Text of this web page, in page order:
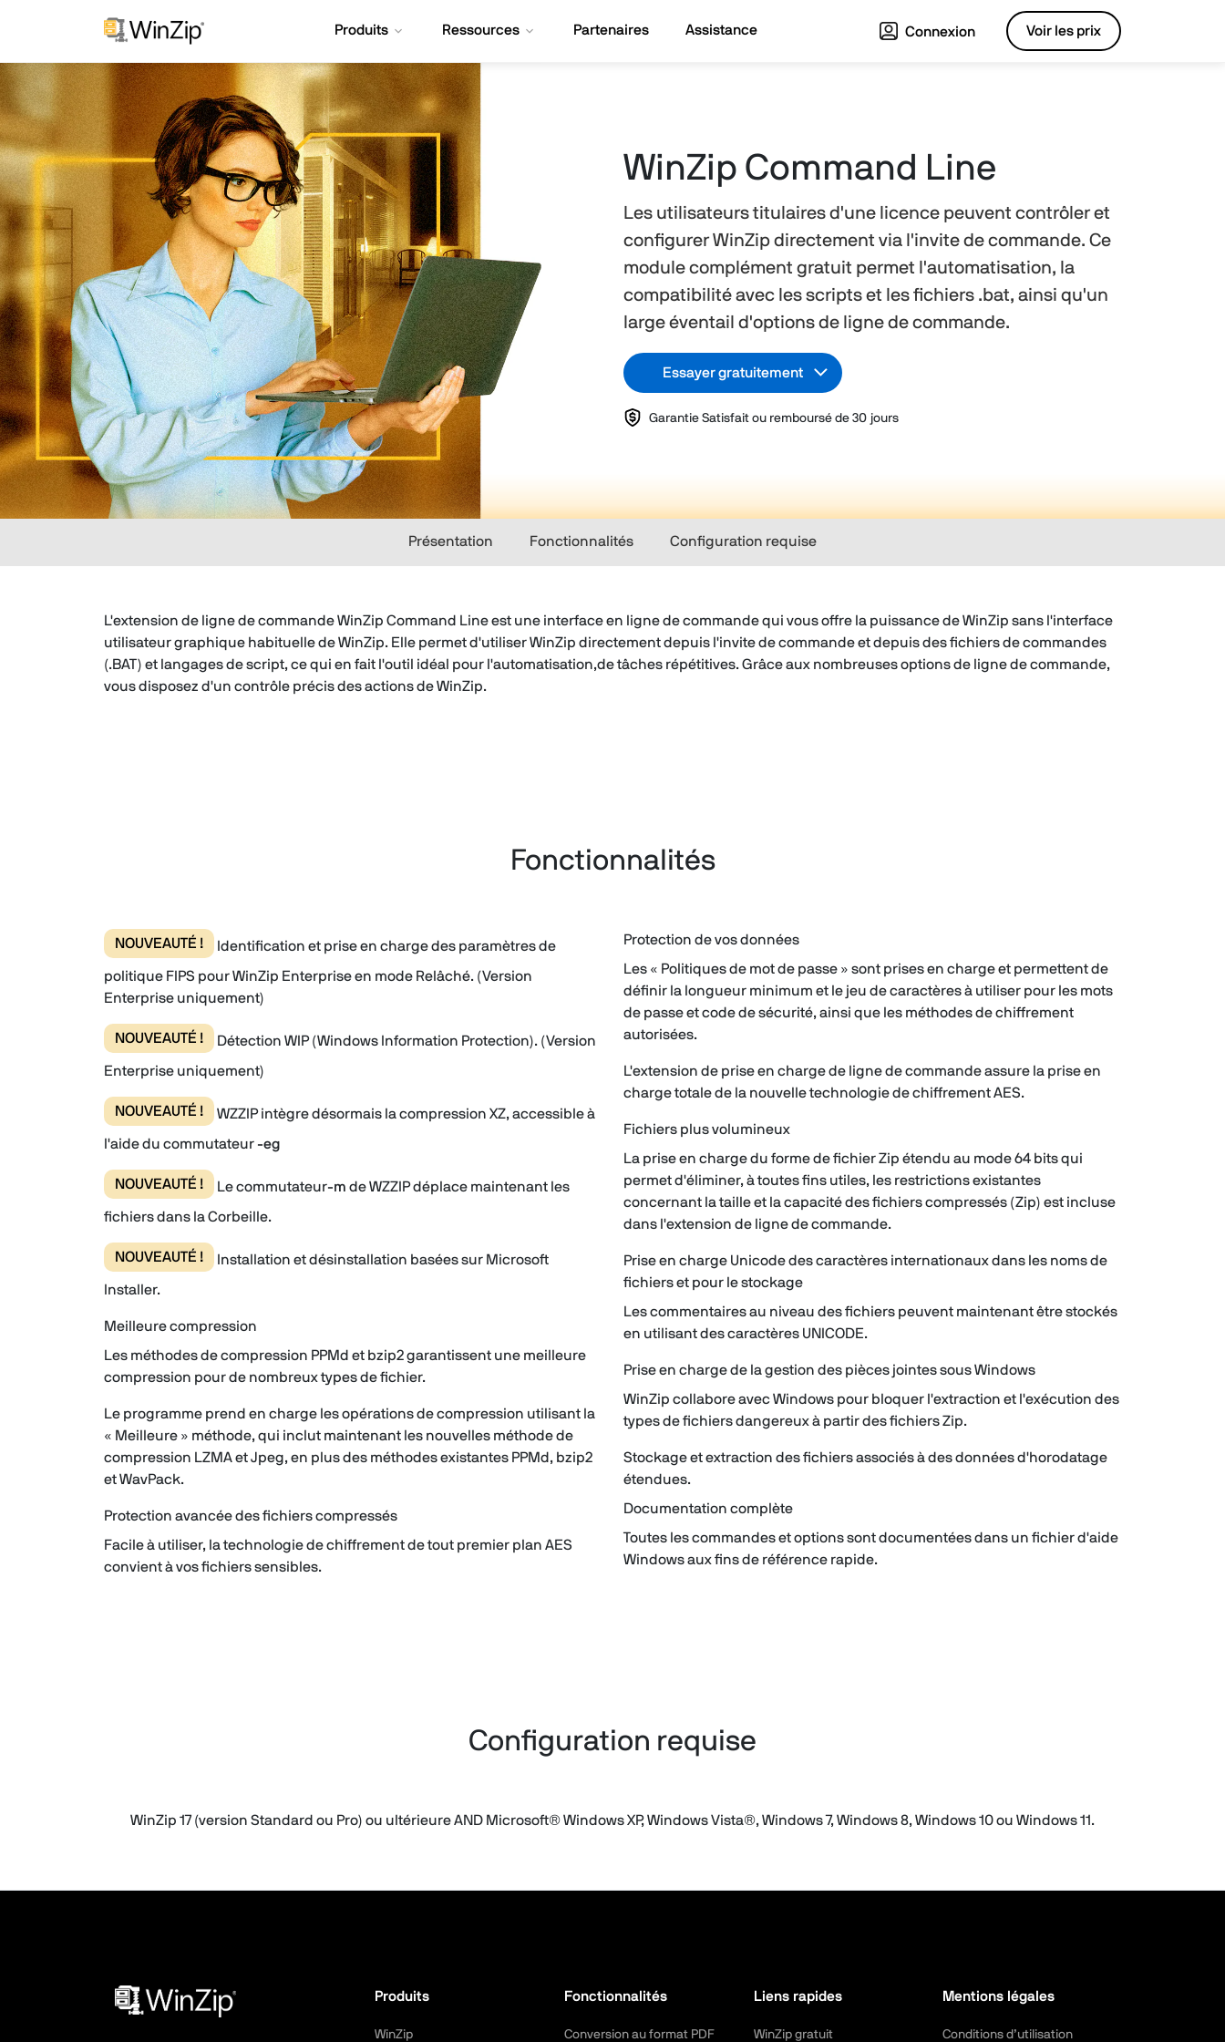
Produits Ressources Partenaires Assistance Connexion Voir les prix
WinZip Command Line
Les utilisateurs titulaires d'une licence peuvent contrôler et
configurer WinZip directement via l'invite de commande. Ce
module complément gratuit permet l'automatisation, la
compatibilité avec les scripts et les fichiers .bat, ainsi qu'un
large éventail d'options de ligne de commande.
Essayer gratuitement
Garantie Satisfait ou remboursé de 30 jours
Présentation Fonctionnalités Configuration requise
L'extension de ligne de commande WinZip Command Line est une interface en ligne de commande qui vous offre la puissance de WinZip sans l'interface
utilisateur graphique habituelle de WinZip. Elle permet d'utiliser WinZip directement depuis l'invite de commande et depuis des fichiers de commandes
(.BAT) et langages de script, ce qui en fait l'outil idéal pour l'automatisation,de tâches répétitives. Grâce aux nombreuses options de ligne de commande,
vous disposez d'un contrôle précis des actions de WinZip.
Fonctionnalités
NOUVEAUTÉ ! Identification et prise en charge des paramètres de
politique FIPS pour WinZip Enterprise en mode Relâché. (Version
Enterprise uniquement)
NOUVEAUTÉ ! Détection WIP (Windows Information Protection). (Version
Enterprise uniquement)
NOUVEAUTÉ ! WZZIP intègre désormais la compression XZ, accessible à
l'aide du commutateur -eg
NOUVEAUTÉ ! Le commutateur-m de WZZIP déplace maintenant les
fichiers dans la Corbeille.
NOUVEAUTÉ ! Installation et désinstallation basées sur Microsoft
Installer.
Meilleure compression
Les méthodes de compression PPMd et bzip2 garantissent une meilleure
compression pour de nombreux types de fichier.
Le programme prend en charge les opérations de compression utilisant la
« Meilleure » méthode, qui inclut maintenant les nouvelles méthode de
compression LZMA et Jpeg, en plus des méthodes existantes PPMd, bzip2
et WavPack.
Protection avancée des fichiers compressés
Facile à utiliser, la technologie de chiffrement de tout premier plan AES
convient à vos fichiers sensibles.
Protection de vos données
Les « Politiques de mot de passe » sont prises en charge et permettent de
définir la longueur minimum et le jeu de caractères à utiliser pour les mots
de passe et code de sécurité, ainsi que les méthodes de chiffrement
autorisées.
L'extension de prise en charge de ligne de commande assure la prise en
charge totale de la nouvelle technologie de chiffrement AES.
Fichiers plus volumineux
La prise en charge du forme de fichier Zip étendu au mode 64 bits qui
permet d'éliminer, à toutes fins utiles, les restrictions existantes
concernant la taille et la capacité des fichiers compressés (Zip) est incluse
dans l'extension de ligne de commande.
Prise en charge Unicode des caractères internationaux dans les noms de
fichiers et pour le stockage
Les commentaires au niveau des fichiers peuvent maintenant être stockés
en utilisant des caractères UNICODE.
Prise en charge de la gestion des pièces jointes sous Windows
WinZip collabore avec Windows pour bloquer l'extraction et l'exécution des
types de fichiers dangereux à partir des fichiers Zip.
Stockage et extraction des fichiers associés à des données d'horodatage
étendues.
Documentation complète
Toutes les commandes et options sont documentées dans un fichier d'aide
Windows aux fins de référence rapide.
Configuration requise
WinZip 17 (version Standard ou Pro) ou ultérieure AND Microsoft® Windows XP, Windows Vista®, Windows 7, Windows 8, Windows 10 ou Windows 11.
Produits
WinZip
Fonctionnalités
Conversion au format PDF
Liens rapides
WinZip gratuit
Mentions légales
Conditions d’utilisation